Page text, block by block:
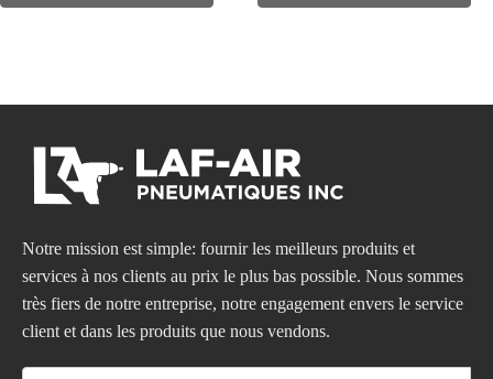
Notre mission est simple: fournir les meilleurs produits et
services à nos clients au prix le plus bas possible. Nous sommes
très fiers de notre entreprise, notre engagement envers le service
client et dans les produits que nous vendons.